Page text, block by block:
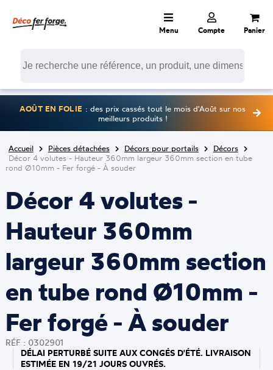
Menu Compte Panier
AOÛT EN FOLIE : des prix cassés tout le mois d'Août sur nos
meilleurs produits !
Accueil Pièces détachées Décors pour portails
Décors
Décor 4 volutes - Hauteur 360mm largeur 360mm section en tube
rond Ø10mm - Fer forgé - À souder
Décor 4 volutes -
Hauteur 360mm
largeur 360mm section
en tube rond Ø10mm -
Fer forgé - À souder
RÉF : 0302901
DÉLAI PERTURBÉ SUITE AUX CONGÉS D'ÉTÉ. LIVRAISON
ESTIMÉE EN 19/21 JOURS OUVRÉS.